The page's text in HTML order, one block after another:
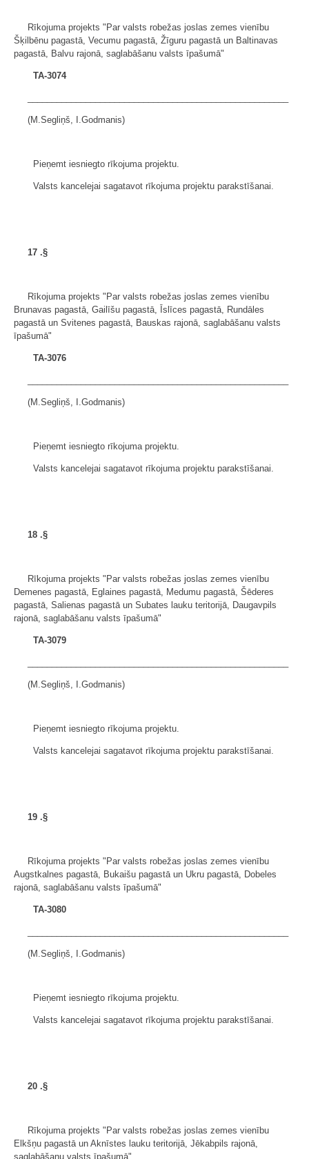
Rīkojuma projekts "Par valsts robežas joslas zemes vienību
Šķilbēnu pagastā, Vecumu pagastā, Žīguru pagastā un Baltinavas
pagastā, Balvu rajonā, saglabāšanu valsts īpašumā"
TA-3074
(M.Segliņš, I.Godmanis)
Pieņemt iesniegto rīkojuma projektu.
Valsts kancelejai sagatavot rīkojuma projektu parakstīšanai.
17 .§
Rīkojuma projekts "Par valsts robežas joslas zemes vienību
Brunavas pagastā, Gailīšu pagastā, Īslīces pagastā, Rundāles
pagastā un Svitenes pagastā, Bauskas rajonā, saglabāšanu valsts
īpašumā"
TA-3076
(M.Segliņš, I.Godmanis)
Pieņemt iesniegto rīkojuma projektu.
Valsts kancelejai sagatavot rīkojuma projektu parakstīšanai.
18 .§
Rīkojuma projekts "Par valsts robežas joslas zemes vienību
Demenes pagastā, Eglaines pagastā, Medumu pagastā, Šēderes
pagastā, Salienas pagastā un Subates lauku teritorijā, Daugavpils
rajonā, saglabāšanu valsts īpašumā"
TA-3079
(M.Segliņš, I.Godmanis)
Pieņemt iesniegto rīkojuma projektu.
Valsts kancelejai sagatavot rīkojuma projektu parakstīšanai.
19 .§
Rīkojuma projekts "Par valsts robežas joslas zemes vienību
Augstkalnes pagastā, Bukaišu pagastā un Ukru pagastā, Dobeles
rajonā, saglabāšanu valsts īpašumā"
TA-3080
(M.Segliņš, I.Godmanis)
Pieņemt iesniegto rīkojuma projektu.
Valsts kancelejai sagatavot rīkojuma projektu parakstīšanai.
20 .§
Rīkojuma projekts "Par valsts robežas joslas zemes vienību
Elkšņu pagastā un Aknīstes lauku teritorijā, Jēkabpils rajonā,
saglabāšanu valsts īpašumā"